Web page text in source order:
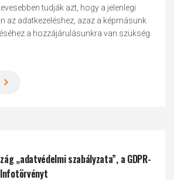
tudják azt, hogy a jelenlegi
az adatkezeléshez, azaz a képmásunk
a hozzájárulásunkra van szükség.
„adatvédelmi szabályzata”, a GDPR-